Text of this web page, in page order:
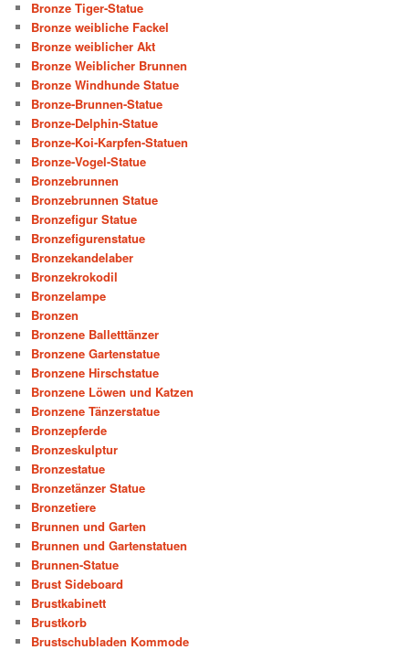
Bronze Tiger-Statue
Bronze weibliche Fackel
Bronze weiblicher Akt
Bronze Weiblicher Brunnen
Bronze Windhunde Statue
Bronze-Brunnen-Statue
Bronze-Delphin-Statue
Bronze-Koi-Karpfen-Statuen
Bronze-Vogel-Statue
Bronzebrunnen
Bronzebrunnen Statue
Bronzefigur Statue
Bronzefigurenstatue
Bronzekandelaber
Bronzekrokodil
Bronzelampe
Bronzen
Bronzene Balletttänzer
Bronzene Gartenstatue
Bronzene Hirschstatue
Bronzene Löwen und Katzen
Bronzene Tänzerstatue
Bronzepferde
Bronzeskulptur
Bronzestatue
Bronzetänzer Statue
Bronzetiere
Brunnen und Garten
Brunnen und Gartenstatuen
Brunnen-Statue
Brust Sideboard
Brustkabinett
Brustkorb
Brustschubladen Kommode